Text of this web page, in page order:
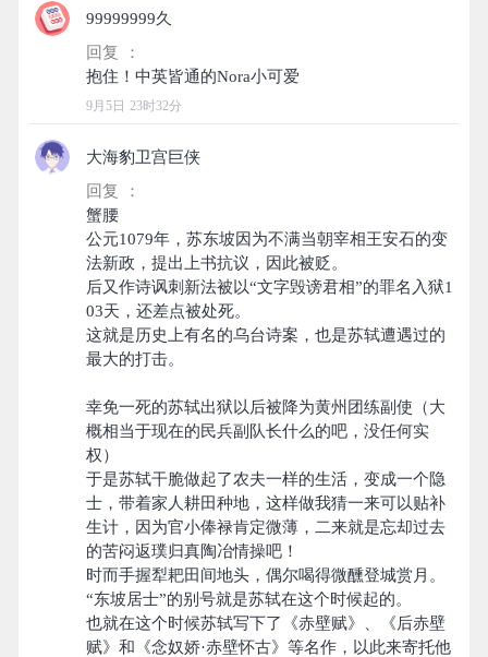
99999999久
回复 ：
9月5日 23时32分
大海豹卫宫巨侠
回复 ：
蟹腰
公元1079年，苏东坡因为不满当朝宰相王安石的变
法新政，提出上书抗议，因此被贬。
后又作诗讽刺新法被以“文字毁谤君相”的罪名入狱1
03天，还差点被处死。
这就是历史上有名的乌台诗案，也是苏轼遭遇过的
最大的打击。
幸免一死的苏轼出狱以后被降为黄州团练副使（大
概相当于现在的民兵副队长什么的吧，没任何实
权）
于是苏轼干脆做起了农夫一样的生活，变成一个隐
士，带着家人耕田种地，这样做我猜一来可以贴补
生计，因为官小俸禄肯定微薄，二来就是忘却过去
的苦闷返璞归真陶冶情操吧！
时而手握犁耙田间地头，偶尔喝得微醺登城赏月。
“东坡居士”的别号就是苏轼在这个时候起的。
也就在这个时候苏轼写下了《赤壁赋》、《后赤壁
赋》和《念奴娇·赤壁怀古》等名作，以此来寄托他